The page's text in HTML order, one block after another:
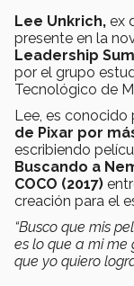
Lee Unkrich, ex
presente en la
Leadership
por el grupo
Tecnológico de
Lee, es conocido
de Pixar por
escribiendo
Buscando a
COCO (2017)
creación para el
“Busco que mis
es lo que a mi me
que yo quiero